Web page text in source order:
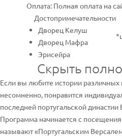
Оплата: Полная оплата на
Достопримечательности
Дворец Келуш
Дворец Мафра
Эрисейра
Скрыть
Если вы любите истории различных
несомненно, понравится
последней португальской династии
Программа начинается с
называют «Португальским